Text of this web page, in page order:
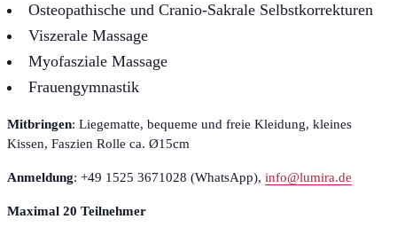
Osteopathische und Cranio-Sakrale Selbstkorrekturen
Viszerale Massage
Myofasziale Massage
Frauengymnastik
Mitbringen: Liegematte, bequeme und freie Kleidung, kleines
Kissen, Faszien Rolle ca. Ø15cm
Anmeldung: +49 1525 3671028 (WhatsApp), info@lumira.de
Maximal 20 Teilnehmer